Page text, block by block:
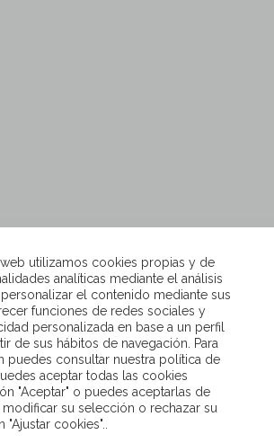
2020
utilizamos cookies propias y de
analíticas mediante el análisis
el contenido mediante sus
funciones de redes sociales y
personalizada en base a un perfil
de sus hábitos de navegación. Para
puedes consultar nuestra política de
aceptar todas las cookies
"Aceptar" o puedes aceptarlas de
su selección o rechazar su
cookies"..